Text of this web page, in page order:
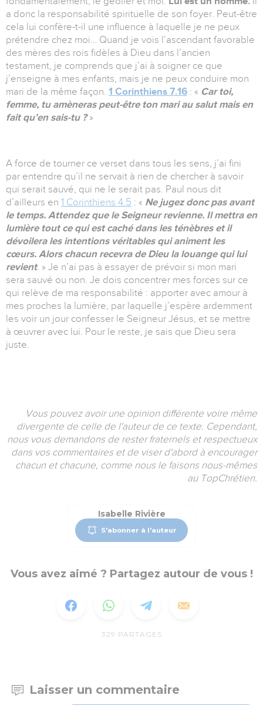
a donc la responsabilité spirituelle de son foyer. Peut-être
cela lui confère-t-il une influence à laquelle je ne peux
prétendre chez moi… Quand je vois l’ascendant favorable
des mères des rois fidèles à Dieu dans l’ancien
testament, je comprends que j’ai à soigner ce que
j’enseigne à mes enfants, mais je ne peux conduire mon
mari de la même façon. 1 Corinthiens 7.16 : « Car toi,
femme, tu amèneras peut-être ton mari au salut mais en
fait qu’en sais-tu ?»
A force de tourner ce verset dans tous les sens, j’ai fini
par entendre qu’il ne servait à rien de chercher à savoir
qui serait sauvé, qui ne le serait pas. Paul nous dit
d’ailleurs en 1 Corinthiens 4.5 : « Ne jugez donc pas avant
le temps. Attendez que le Seigneur revienne. Il mettra en
lumière tout ce qui est caché dans les ténèbres et il
dévoilera les intentions véritables qui animent les
cœurs. Alors chacun recevra de Dieu la louange qui lui
revient. » Je n’ai pas à essayer de prévoir si mon mari
sera sauvé ou non. Je dois concentrer mes forces sur ce
qui relève de ma responsabilité : apporter avec amour à
mes proches la lumière, par laquelle j’espère ardemment
les voir un jour confesser le Seigneur Jésus, et se mettre
à œuvrer avec lui. Pour le reste, je sais que Dieu sera
juste.
Vous pouvez avoir une opinion différente voire même
divergente de celle de l'auteur de ce texte. Cependant,
nous vous demandons de rester fraternels et respectueux
dans vos commentaires et de viser d'abord à encourager
chacun et chacune, comme nous le faisons nous-mêmes
au TopChrétien.
Isabelle Rivière
S'abonner à l'auteur
Vous avez aimé ? Partagez autour de vous !
329 PARTAGES
Laisser un commentaire